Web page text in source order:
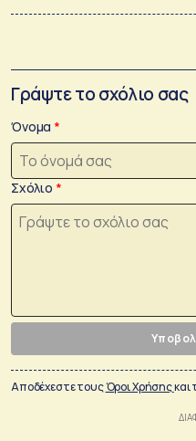
Γράψτε το σχόλιο σας
Όνομα
Σχόλιο
Αποδέχεστε τουςΌροι Χρήσηςκαι